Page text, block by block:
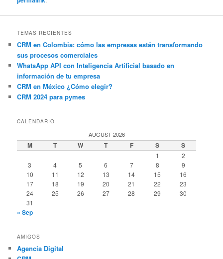
TEMAS RECIENTES
CRM en Colombia: cómo las empresas están transformando
sus procesos comerciales
WhatsApp API con Inteligencia Artificial basado en
información de tu empresa
CRM en México ¿Cómo elegir?
CRM 2024 para pymes
CALENDARIO
AUGUST 2026
M T W T F S S
1
2
3
4 5 6 7 8
9
10
11 12 13 14 15
16
17
18 19 20 21 22
23
24
25 26 27 28 29
30
31
« Sep
AMIGOS
Agencia Digital